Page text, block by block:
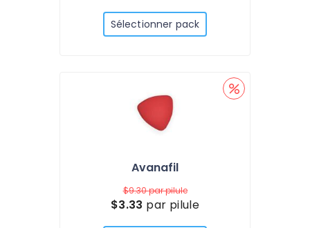
Sélectionner pack
Avanafil
$9.30par pilule
$3.33 par pilule